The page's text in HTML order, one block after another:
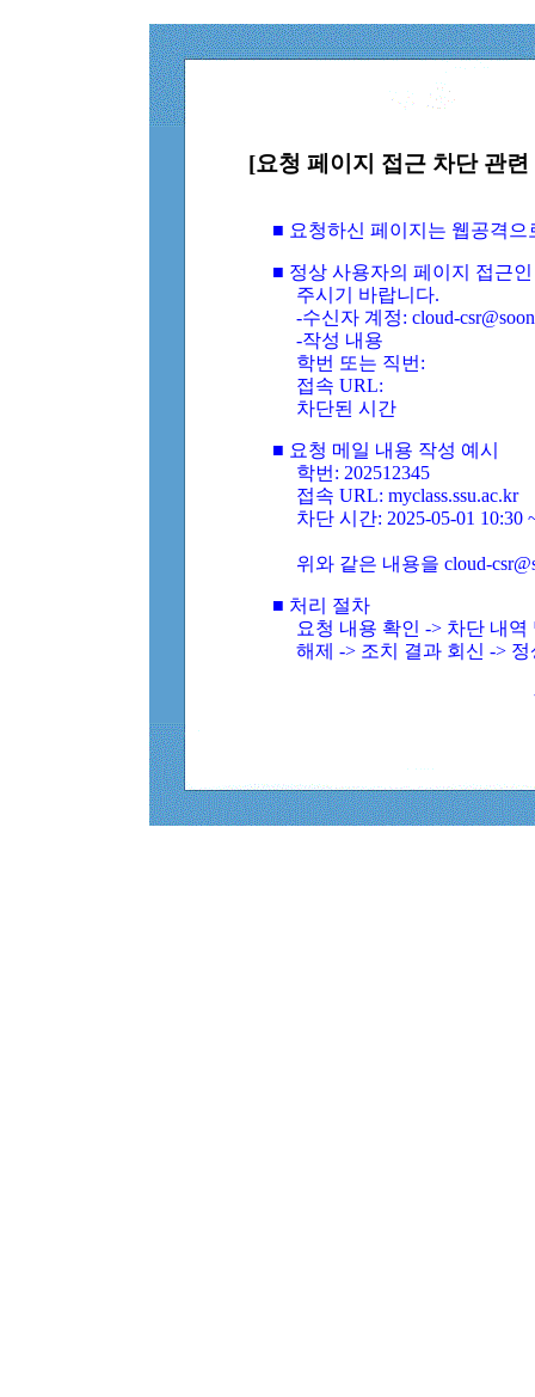
[요청 페이지 접근 차단 관
■ 요청하신 페이지는 웹공격
■ 정상 사용자의 페이지 접근
주시기 바랍니다.
-수신자 계정: cloud-
-작성 내용
학번 또는 직번:
접속 URL:
차단된 시간
■ 요청 메일 내용 작성 예시
학번: 202512345
접속 URL: myclass.ssu.ac.kr
차단 시간: 2025-05-01 10:30
위와 같은 내용을 cloud-
■ 처리 절차
요청 내용 확인 -> 차단 내
해제 -> 조치 결과 회신 ->